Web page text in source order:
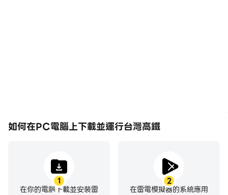
1. 適用於任何Android 8.0 (含) 以上版本裝置。
如何在PC電腦上下載並運行台灣高鐵
1
在你的電腦下載並安裝雷
2
在雷電模擬器的系統應用